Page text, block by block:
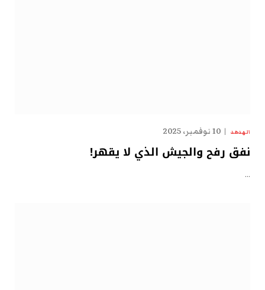
الهدهد 10 نوفمبر، 2025
نفق رفح والجيش الذي لا يقهر!
…